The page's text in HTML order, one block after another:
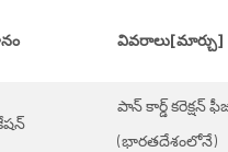
వివరాలు[మార్చు]
పాన్ కార్డ్ కరెక్షన్
(భారతదేశంలోనే)